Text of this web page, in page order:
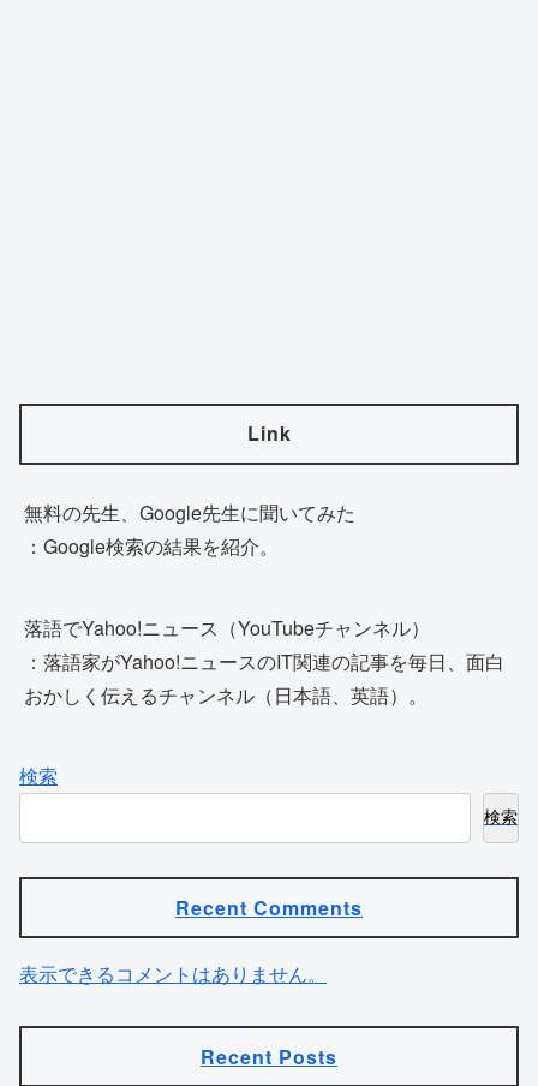
Link
無料の先生、Google先生に聞いてみた
：Google検索の結果を紹介。
落語でYahoo!ニュース（YouTubeチャンネル）
：落語家がYahoo!ニュースのIT関連の記事を毎日、面白
おかしく伝えるチャンネル（日本語、英語）。
検索
検索
Recent Comments
表示できるコメントはありません。
Recent Posts